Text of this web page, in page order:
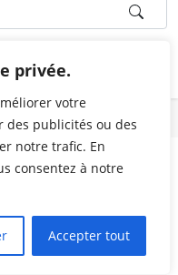
privée.
votre
des publicités ou des
notre trafic. En
consentez à notre
Accepter tout
publient